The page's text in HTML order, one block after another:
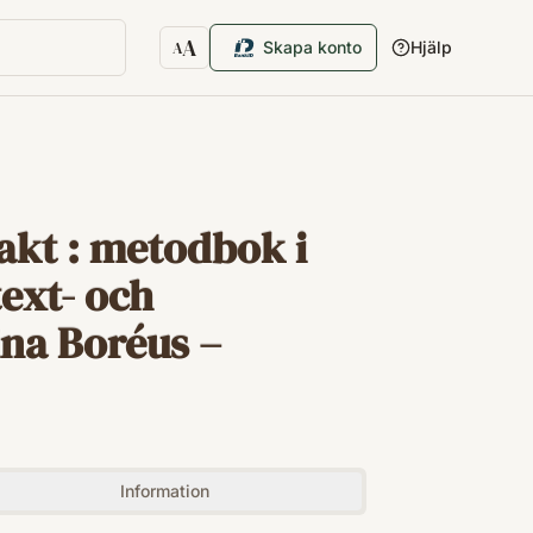
AA
Textstorlek
Skapa konto Hjälp
: metodbok i
och
Boréus –
Information